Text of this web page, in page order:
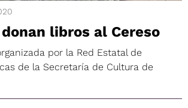
libros al Cereso
por la Red Estatal de
de la Secretaría de Cultura de